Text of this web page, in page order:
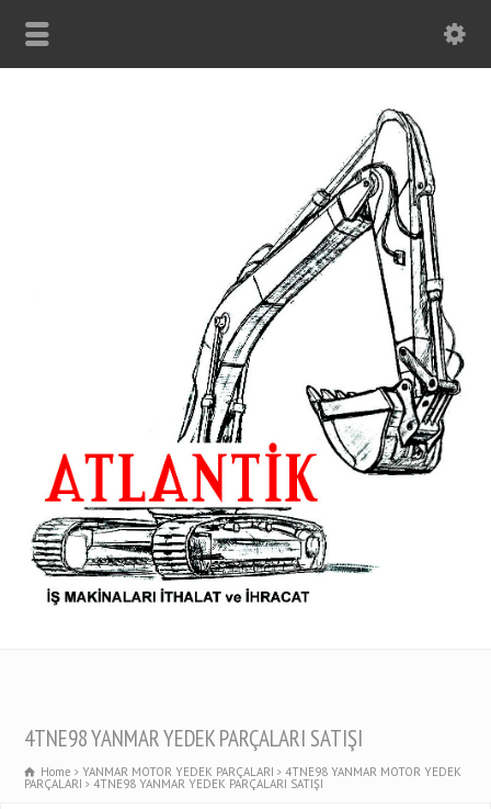
4TNE98 YANMAR YEDEK PARÇALARI SATIŞI
Home YANMAR MOTOR YEDEK PARÇALARI 4TNE98 YANMAR MOTOR YEDEK
PARÇALARI 4TNE98 YANMAR YEDEK PARÇALARI SATIŞI